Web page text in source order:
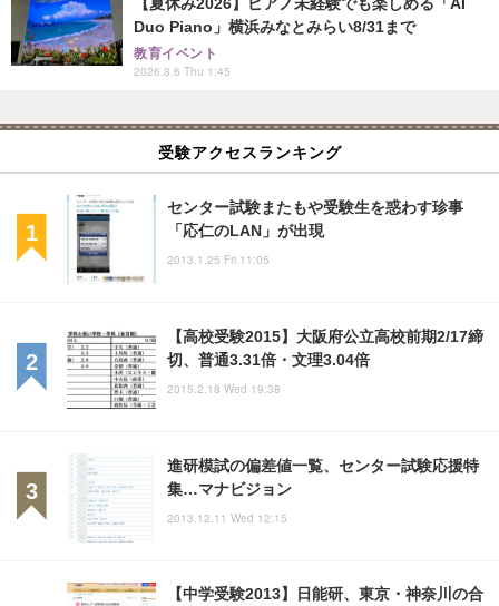
Duo Piano」横浜みなとみらい8/31まで
教育イベント
2026.8.6 Thu 1:45
受験アクセスランキング
センター試験またもや受験生を惑わす珍事
「応仁のLAN」が出現
2013.1.25 Fri 11:05
【高校受験2015】大阪府公立高校前期2/17締
切、普通3.31倍・文理3.04倍
2015.2.18 Wed 19:38
進研模試の偏差値一覧、センター試験応援特
集…マナビジョン
2013.12.11 Wed 12:15
【中学受験2013】日能研、東京・神奈川の合